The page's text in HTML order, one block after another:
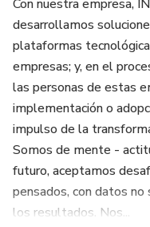
Comunicación efectiva:
comunicación clara y
una marca personal
confianza tanto con
Crecimiento
importancia del
profesional para
los lectores a superar
éxito.
Con nuestra empresa,
desarrollamos
plataformas
empresas; y, en el
las personas de estas
implementación o
impulso de la
Somos de mente -
futuro, aceptamos
pensados, con datos
los resultados. Nos...